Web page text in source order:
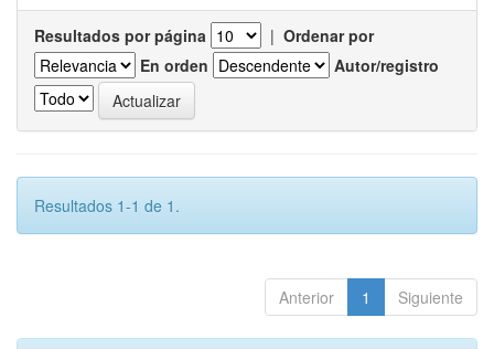
Resultados por página | Ordenar por
En orden
Autor/registro
Resultados 1-1 de 1.
Anterior 1 Siguiente